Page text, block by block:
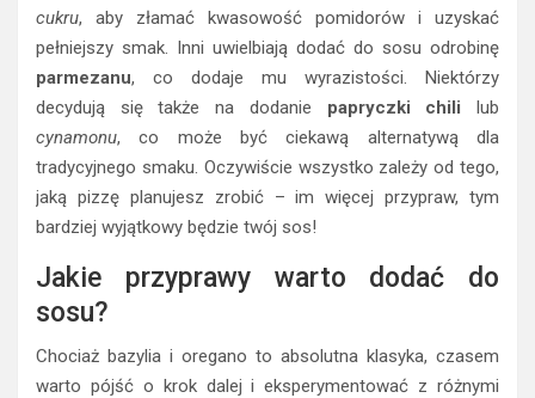
cukru, aby złamać kwasowość pomidorów i uzyskać
pełniejszy smak. Inni uwielbiają dodać do sosu odrobinę
parmezanu, co dodaje mu wyrazistości. Niektórzy
decydują się także na dodanie papryczki chili lub
cynamonu, co może być ciekawą alternatywą dla
tradycyjnego smaku. Oczywiście wszystko zależy od tego,
jaką pizzę planujesz zrobić – im więcej przypraw, tym
bardziej wyjątkowy będzie twój sos!
Jakie przyprawy warto dodać do
sosu?
Chociaż bazylia i oregano to absolutna klasyka, czasem
warto pójść o krok dalej i eksperymentować z różnymi